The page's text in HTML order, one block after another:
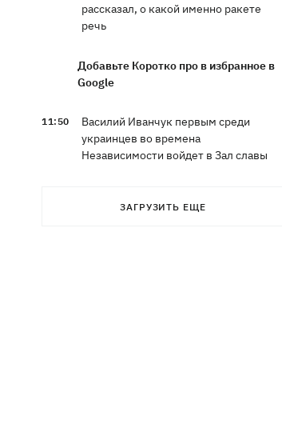
рассказал, о какой именно ракете
речь
Добавьте Коротко про в избранное в
Google
11:50
Василий Иванчук первым среди
украинцев во времена
Независимости войдет в Зал славы
В Житомирской области в здании ТЦК
ЗАГРУЗИТЬ ЕЩЕ